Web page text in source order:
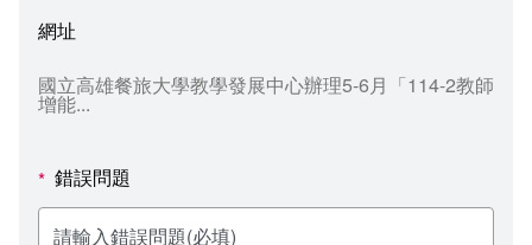
線上報名查詢
秘書處出納組
秘書處文書組
教學媒體處
電算中心
健康管理與促進學系
校園行事曆
教室‧會議室預約系統
線上報修最新消息
政府公開資訊
常見問答
意見信箱
各單位意見信箱
影音資訊
網址
國立高雄餐旅大學教學發展中心辦理5-6月「114-2教師
增能...
* 錯誤問題